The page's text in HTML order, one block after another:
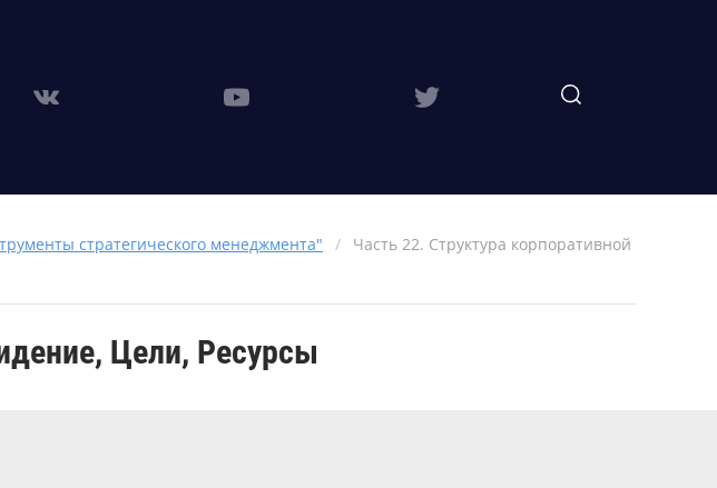
стратегического менеджмента" /
Часть 22. Структура корпоративной
Цели, Ресурсы